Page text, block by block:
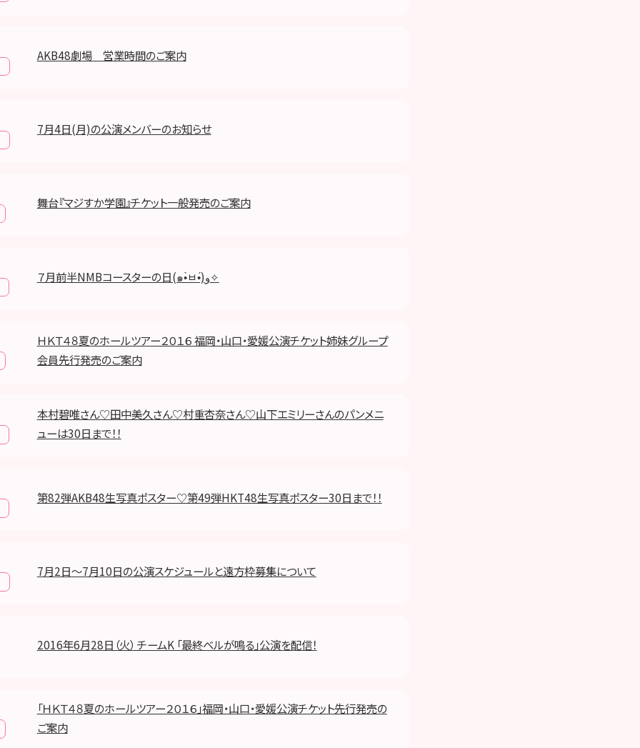
AKB48劇場 営業時間のご案内
7月4日(月)の公演メンバーのお知らせ
舞台『マジすか学園』チケット一般発売のご案内
７月前半NMBコースターの日(๑•̀ㅂ•́)و✧
ＨＫＴ４８夏のホールツアー２０１６ 福岡・山口・愛媛公演チケット姉妹グループ
会員先行発売のご案内
本村碧唯さん♡田中美久さん♡村重杏奈さん♡山下エミリーさんのパンメニ
ューは30日まで！！
第82弾AKB48生写真ポスター♡第49弾HKT48生写真ポスター30日まで！！
7月2日～7月10日の公演スケジュールと遠方枠募集について
2016年6月28日（火） チームK 「最終ベルが鳴る」公演を配信！
「ＨＫＴ４８夏のホールツアー２０１６」福岡・山口・愛媛公演チケット先行発売の
ご案内